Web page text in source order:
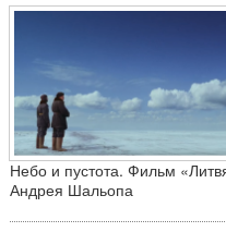
Небо и пустота. Фильм
Андрея Шальопа